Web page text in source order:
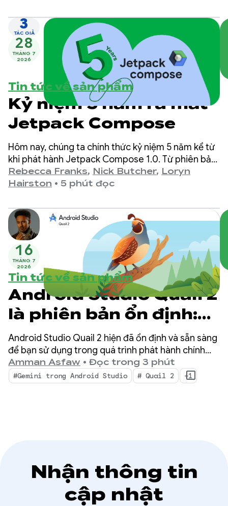
3
TÁC GIẢ
28
THÁNG 7
2026
Tin tức về sản phẩm
Kỷ niệm 5 năm ra mắt
Jetpack Compose
Hôm nay, chúng ta chính thức kỷ niệm 5 năm kể từ
khi phát hành Jetpack Compose 1.0. Từ phiên bản
1.0 (được công bố vào ngày 28 tháng 7 năm 2021)
cho đến phiên bản 1.11 mới nhất, chúng tôi nhận
năm qua và chúng tôi xin dành một chút thời gian
để ăn mừng.
Rebecca Franks, Nick Butcher, Loryn
Hairston • 5 phút đọc
16
THÁNG 7
2026
Tin tức về sản phẩm
Android Studio Quail 2
là phiên bản ổn định:
Đa nhiệm với tác nhân
AI của Android Studio
Android Studio Quail 2 hiện đã ổn định và sẵn sàng
để bạn sử dụng trong quá trình phát hành chính
thức, mang đến một sự thay đổi cho IDE của bạn
với quy trình làm việc đồng thời, tính năng phân
tích rò rỉ bộ nhớ được tích hợp sẵn và khả năng
Amman Asfaw • Đọc trong 3 phút
#Gemini trong Android Studio # Quail 2 +1
Nhận thông tin
cập nhật